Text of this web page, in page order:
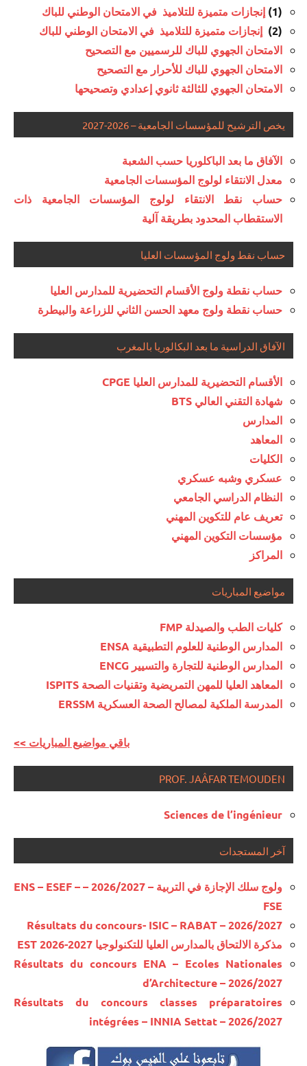
(1)
إنجازات متميزة للتلاميذ في الامتحان الوطني للباك
(2)
إنجازات متميزة للتلاميذ في الامتحان الوطني للباك
الامتحان الجهوي للباك للرسميين مع التصحيح
الامتحان الجهوي للباك للأحرار مع التصحيح
الامتحان الجهوي للثالثة ثانوي إعدادي وتصحيحها
يخص الترشيح للمؤسسات الجامعية – 2026-2027
الآفاق ما بعد الباكلوريا حسب الشعبة
معدل الانتقاء لولوج المؤسسات الجامعية
حساب نقط الانتقاء لولوج المؤسسات الجامعية ذات
الاستقطاب المحدود بطريقة آلية
حساب نقط ولوج المؤسسات العليا
حساب نقطة ولوج الأقسام التحضيرية للمدارس العليا
حساب نقطة ولوج معهد الحسن الثاني للزراعة والبيطرة
الآفاق الدراسية ما بعد البكالوريا بالمغرب
الأقسام التحضيرية للمدارس العليا CPGE
شهادة التقني العالي BTS
المدارس
المعاهد
الكليات
عسكري وشبه عسكري
النظام الدراسي الجامعي
تعريف عام للتكوين المهني
مؤسسات التكوين المهني
المراكز
مواضيع المباريات
كليات الطب والصيدلة FMP
المدارس الوطنية للعلوم التطبيقية ENSA
المدارس الوطنية للتجارة والتسيير ENCG
المعاهد العليا للمهن التمريضية وتقنيات الصحة ISPITS
المدرسة الملكية لمصالح الصحة العسكرية ERSSM
<< باقي مواضيع المباريات
PROF. JAÂFAR TEMOUDEN
Sciences de l’ingénieur
آخر المستجدات
ولوج سلك الإجازة في التربية – 2026/2027 – ENS – ESEF –
FSE
Résultats du concours- ISIC – RABAT – 2026/2027
مذكرة الالتحاق بالمدارس العليا للتكنولوجيا EST 2026-2027
Résultats du concours ENA – Ecoles Nationales
d’Architecture – 2026/2027
Résultats du concours classes préparatoires
intégrées – INNIA Settat – 2026/2027